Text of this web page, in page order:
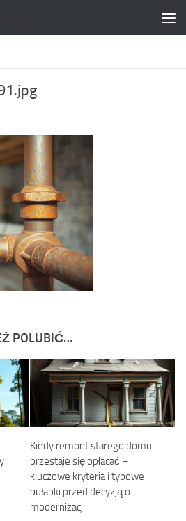
POLUBIĆ…
Kiedy remont starego domu
przestaje się opłacać –
kluczowe kryteria i typowe
pułapki przed decyzją o
modernizacji